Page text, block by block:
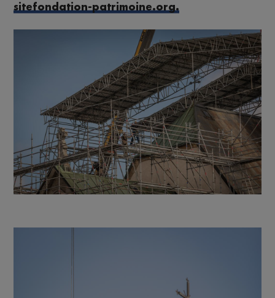
sitefondation-patrimoine.org.